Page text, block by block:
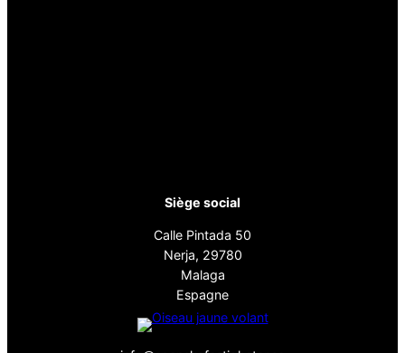
Siège social
Calle Pintada 50
Nerja, 29780
Malaga
Espagne